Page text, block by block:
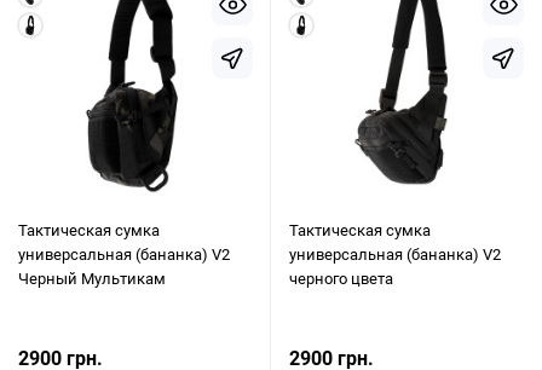
Тактическая сумка
универсальная (бананка) V2
Черный Мультикам
2900 грн.
Тактическая сумка
универсальная (бананка) V2
черного цвета
2900 грн.